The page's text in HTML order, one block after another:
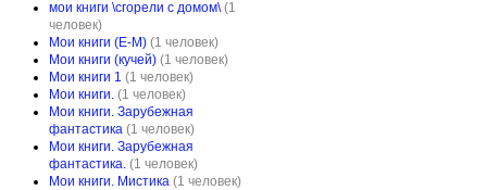
мои книги \сгорели с домом\ (1
человек)
Мои книги (Е-М) (1 человек)
Мои книги (кучей) (1 человек)
Мои книги 1 (1 человек)
Мои книги. (1 человек)
Мои книги. Зарубежная
фантастика (1 человек)
Мои книги. Зарубежная
фантастика. (1 человек)
Мои книги. Мистика (1 человек)